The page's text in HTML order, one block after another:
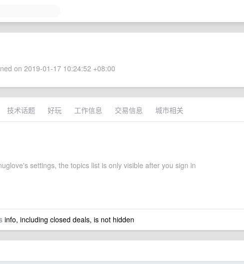
on 2019-01-17 10:24:52 +08:00
技术话题 好玩 工作信息 交易信息 城市相关
settings, the topics list is only visible after you sign in
info, including closed deals, is not hidden